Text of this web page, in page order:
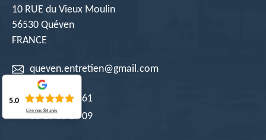
10 RUE du Vieux Moulin
56530 Quéven
FRANCE
queven.entretien@gmail.com
02 52 56 17 61
06 19 08 29 09
5.0
Lire nos84 avis